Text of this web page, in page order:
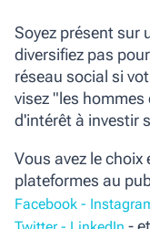
Soyez présent sur
diversifiez pas
réseau social si
visez "les hommes
d'intérêt à investir
Vous avez le
plateformes au
Facebook -